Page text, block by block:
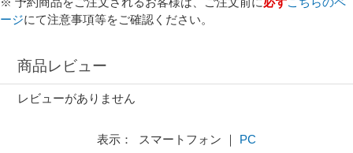
ージにて注意事項等をご確認ください。
商品レビュー
レビューがありません
表示： スマートフォン ｜ PC